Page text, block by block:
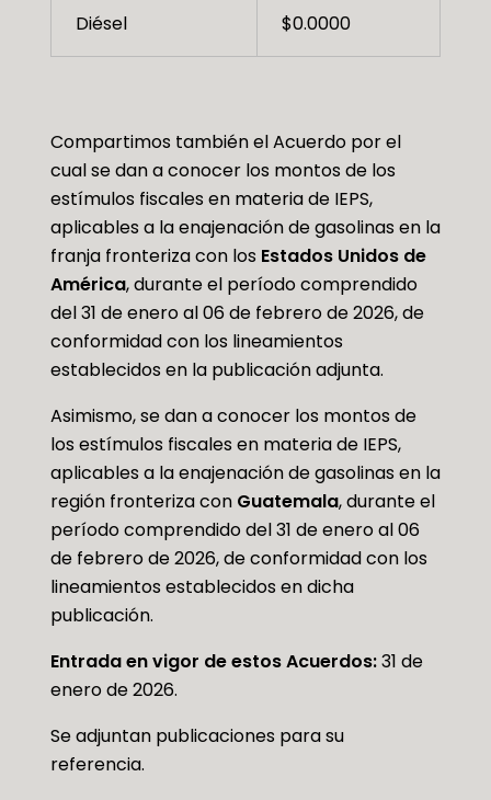
Diésel $0.0000
Compartimos también el Acuerdo por el
cual se dan a conocer los montos de los
estímulos fiscales en materia de IEPS,
aplicables a la enajenación de gasolinas en la
franja fronteriza con los Estados Unidos de
América, durante el período comprendido
del 31 de enero al 06 de febrero de 2026, de
conformidad con los lineamientos
establecidos en la publicación adjunta.
Asimismo, se dan a conocer los montos de
los estímulos fiscales en materia de IEPS,
aplicables a la enajenación de gasolinas en la
región fronteriza con Guatemala, durante el
período comprendido del 31 de enero al 06
de febrero de 2026, de conformidad con los
lineamientos establecidos en dicha
publicación.
Entrada en vigor de estos Acuerdos:31 de
enero de 2026.
Se adjuntan publicaciones para su
referencia.